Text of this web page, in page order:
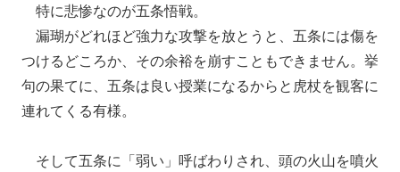
特に悲惨なのが五条悟戦。
漏瑚がどれほど強力な攻撃を放とうと、五条には傷を
つけるどころか、その余裕を崩すこともできません。挙
句の果てに、五条は良い授業になるからと虎杖を観客に
連れてくる有様。
そして五条に「弱い」呼ばわりされ、頭の火山を噴火